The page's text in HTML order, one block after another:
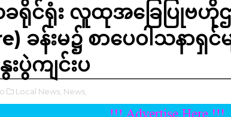
ရိုင်ရုံး လူထုအခြေပြုဗဟိုဌ
ခန်းမ၌ စာပေဝါသနာရှင်
းပွဲကျင်းပ
Local News, News,